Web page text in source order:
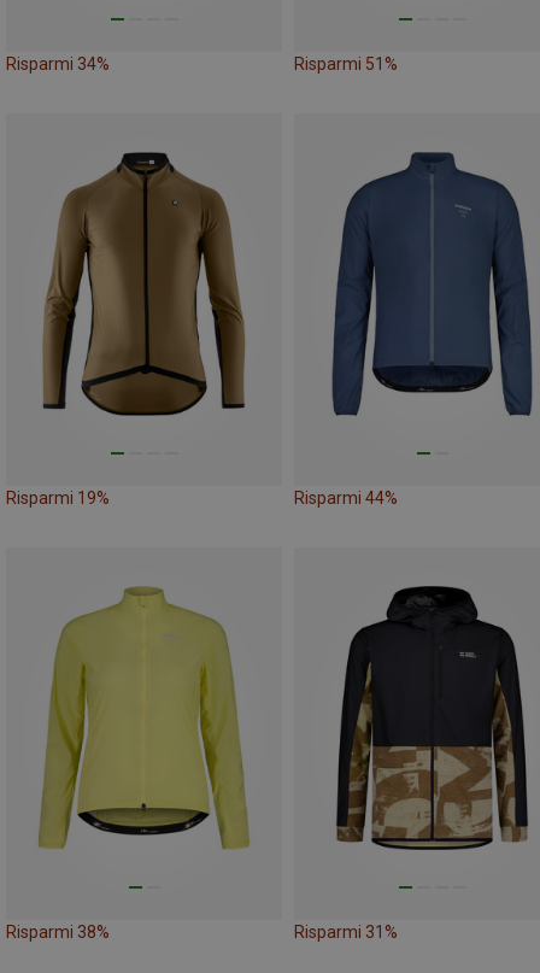
Risparmi 34% Risparmi 51%
Risparmi 19% Risparmi 44%
Risparmi 38% Risparmi 31%